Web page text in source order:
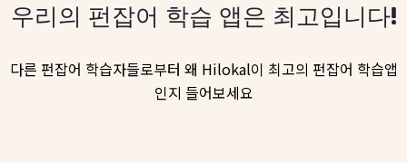
우리의 펀잡어 학습 앱은 최고입니다!
다른 펀잡어 학습자들로부터 왜 Hilokal이 최고의 펀잡어 학습앱
인지 들어보세요